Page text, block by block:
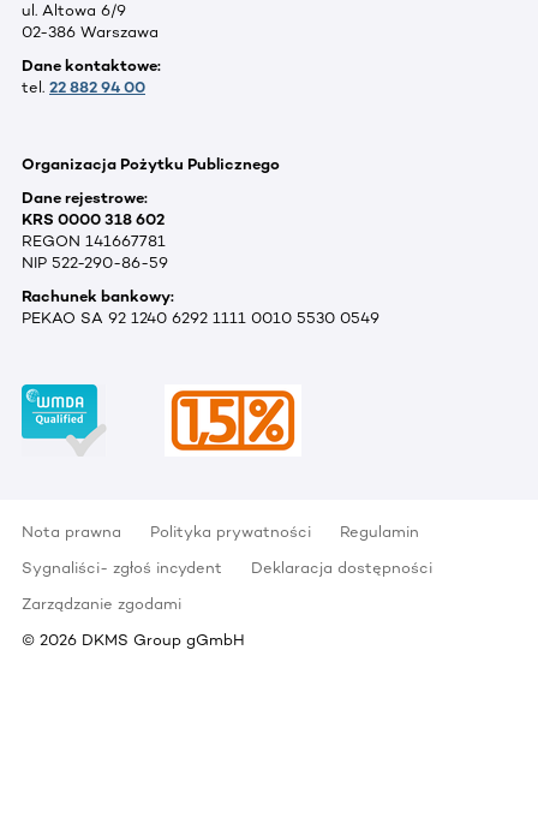
ul. Altowa 6/9
02-386 Warszawa
Dane kontaktowe:
tel. 22 882 94 00
Organizacja Pożytku Publicznego
Dane rejestrowe:
KRS 0000 318 602
REGON 141667781
NIP 522-290-86-59
Rachunek bankowy:
PEKAO SA 92 1240 6292 1111 0010 5530 0549
Nota prawna Polityka prywatności
Regulamin
Sygnaliści- zgłoś incydent
Deklaracja dostępności
Zarządzanie zgodami
© 2026 DKMS Group gGmbH